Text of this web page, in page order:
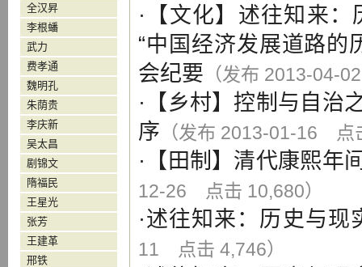
·【 文化】 述往知来
“中国经济发展道路的
会纪要 （发布 2013-04-
·【 乡村】 控制与自治
序 （发布 2013-01-16 点
·【 田制 】 清代康熙年
12-26 点击 10,680）
·述往知来：历史与现
11 点击 4,746）
全汉昇
李根蟠
武力
费孝通
魏明孔
朱荫贵
李庆新
吴太昌
剧锦文
隋福民
王星光
张芳
王建革
邢铁